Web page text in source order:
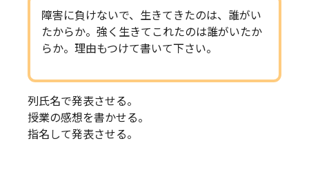
障害に負けないで、生きてきたのは、誰がい
たからか。強く生きてこれたのは誰がいたか
らか。理由もつけて書いて下さい。
列氏名で発表させる。
授業の感想を書かせる。
指名して発表させる。